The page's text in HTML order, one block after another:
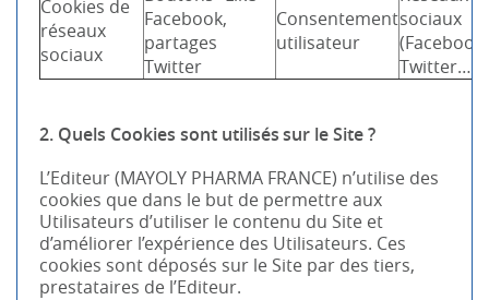
Cookies de
réseaux
sociaux
Facebook,
partages
Twitter
Consentement
utilisateur
sociaux
(Facebook,
Twitter…)
2. Quels Cookies sont utilisés sur le Site ?
L’Editeur (MAYOLY PHARMA FRANCE) n’utilise des
cookies que dans le but de permettre aux
Utilisateurs d’utiliser le contenu du Site et
d’améliorer l’expérience des Utilisateurs. Ces
cookies sont déposés sur le Site par des tiers,
prestataires de l’Editeur.